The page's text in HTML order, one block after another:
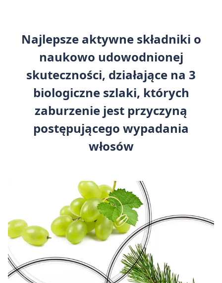
Najlepsze aktywne składniki o
naukowo udowodnionej
skuteczności, działające na 3
biologiczne szlaki, których
zaburzenie jest przyczyną
postępującego wypadania
włosów